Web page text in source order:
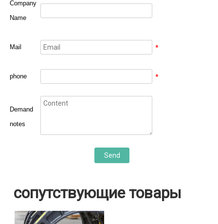
Company
Name
Mail *
phone *
Demand
notes
Send
сопутствующие товары